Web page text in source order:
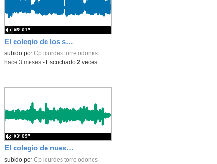
El colegio de los sueños de Víctor y Sergio!!
subido por Cp lourdes torrelodones
05′ 01″
-hace 3 meses- Escuchado 2veces
El colegio de nuestros sueños - con Paula Dasha y Aurelia
subido por Cp lourdes torrelodones
03′ 09″